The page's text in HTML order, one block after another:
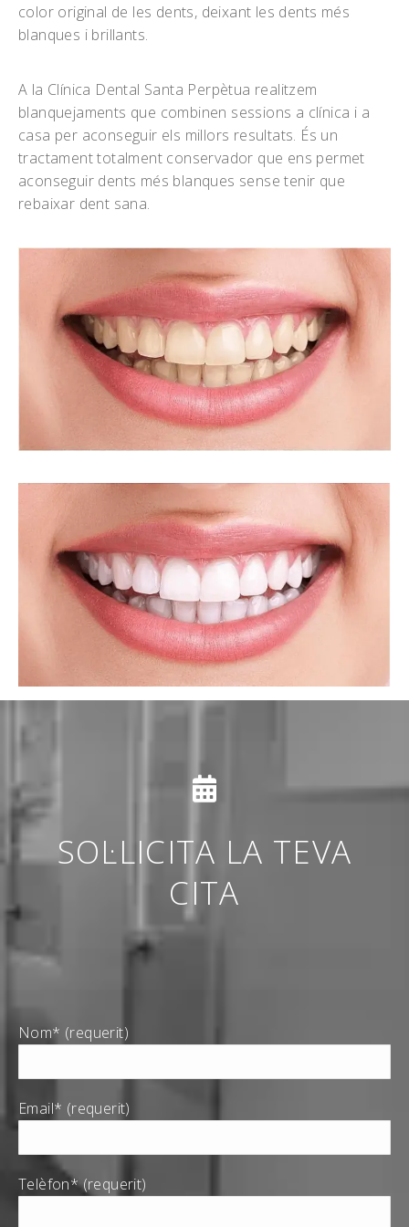
color original de les dents, deixant les dents més
blanques i brillants.
A la Clínica Dental Santa Perpètua realitzem
blanquejaments que combinen sessions a clínica i a
casa per aconseguir els millors resultats. És un
tractament totalment conservador que ens permet
aconseguir dents més blanques sense tenir que
rebaixar dent sana.
SOL·LICITA LA TEVA
CITA
Nom* (requerit)
Email* (requerit)
Telèfon* (requerit)